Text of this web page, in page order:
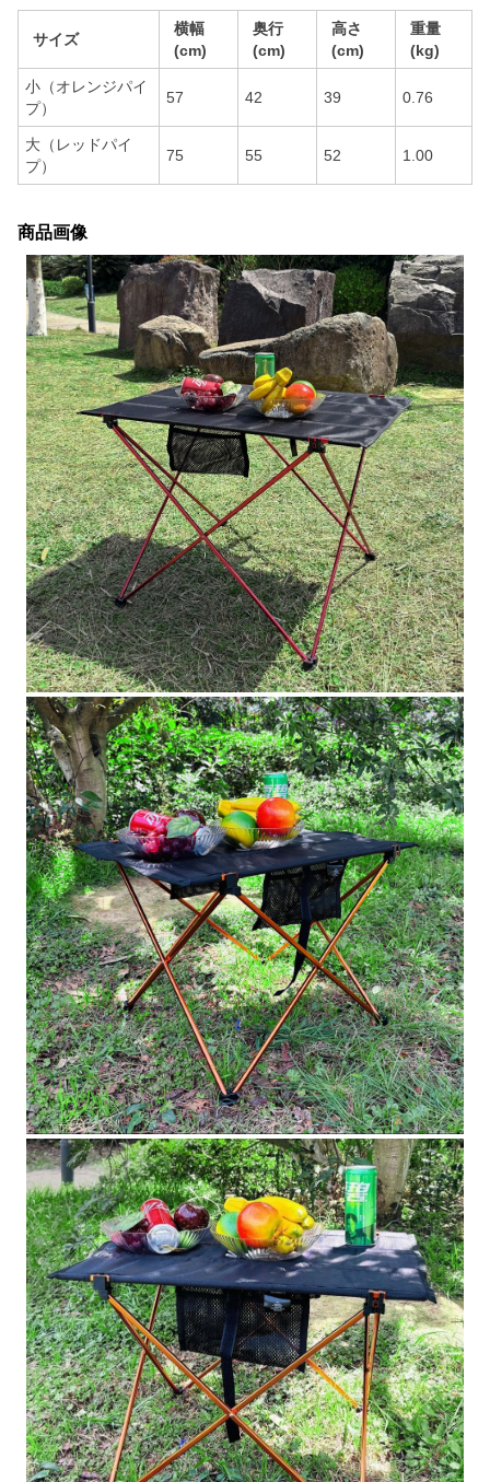
サイズ
横幅
(cm)
奥行
(cm)
高さ
(cm)
重量
(kg)
小（オレンジパイ
プ）
57 42 39 0.76
大（レッドパイ
プ）
75 55 52 1.00
商品画像